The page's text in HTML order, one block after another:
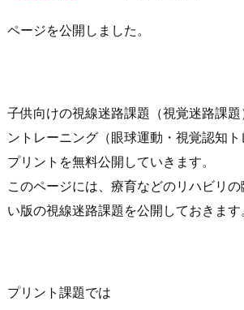
ページを公開しました。
子供向けの視線迷路課題（視覚迷路課題
ントレーニング（眼球運動・視覚認知
プリントを無料公開していきます。
このページには、療育などのリハビリ
い版の視線迷路課題を公開しておきます
プリント課題では